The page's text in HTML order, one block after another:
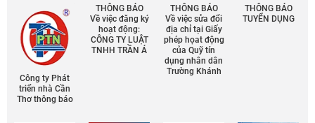
Công ty Phát
triển nhà Cần
Thơ thông báo
THÔNG BÁO
Về việc đăng ký
hoạt động:
CÔNG TY LUẬT
TNHH TRẦN Á
THÔNG BÁO
Về việc sửa đổi
địa chỉ tại Giấy
phép họat động
của Quỹ tín
dụng nhân dân
Trường Khánh
THÔNG BÁO
TUYỂN DỤNG